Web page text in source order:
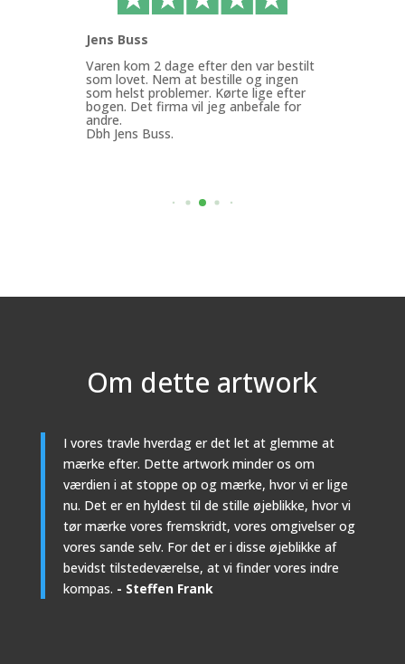
Jens Buss
Varen kom 2 dage efter den var bestilt
som lovet. Nem at bestille og ingen
som helst problemer. Kørte lige efter
bogen. Det firma vil jeg anbefale for
andre.
Dbh Jens Buss.
Om dette artwork
I vores travle hverdag er det let at glemme at
mærke efter. Dette artwork minder os om
værdien i at stoppe op og mærke, hvor vi er lige
nu. Det er en hyldest til de stille øjeblikke, hvor vi
tør mærke vores fremskridt, vores omgivelser og
vores sande selv. For det er i disse øjeblikke af
bevidst tilstedeværelse, at vi finder vores indre
kompas. - Steffen Frank